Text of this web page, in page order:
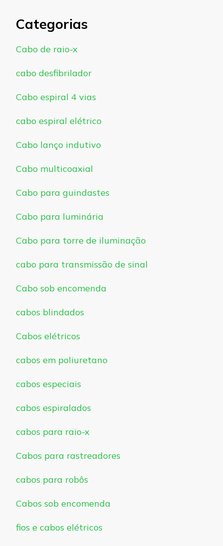
Categorias
Cabo de raio-x
cabo desfibrilador
Cabo espiral 4 vias
cabo espiral elétrico
Cabo lanço indutivo
Cabo multicoaxial
Cabo para guindastes
Cabo para luminária
Cabo para torre de iluminação
cabo para transmissão de sinal
Cabo sob encomenda
cabos blindados
Cabos elétricos
cabos em poliuretano
cabos especiais
cabos espiralados
cabos para raio-x
Cabos para rastreadores
cabos para robôs
Cabos sob encomenda
fios e cabos elétricos